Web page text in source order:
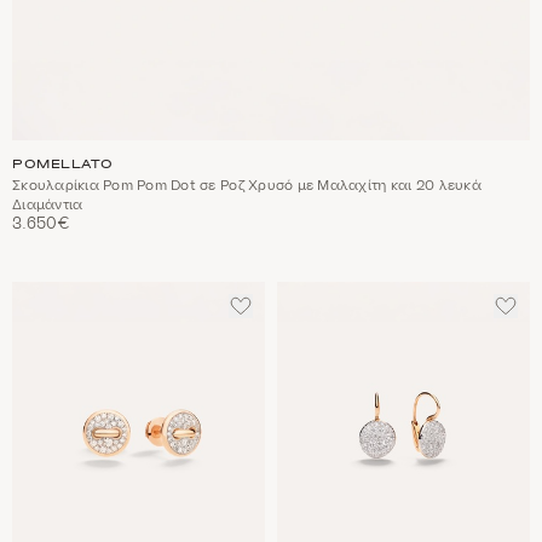
POMELLATO
Σκουλαρίκια Pom Pom Dot σε Ροζ Χρυσό με Μαλαχίτη και 20 λευκά
Διαμάντια
3.650€
ΠΡΟΣΘΈΣΤΕ